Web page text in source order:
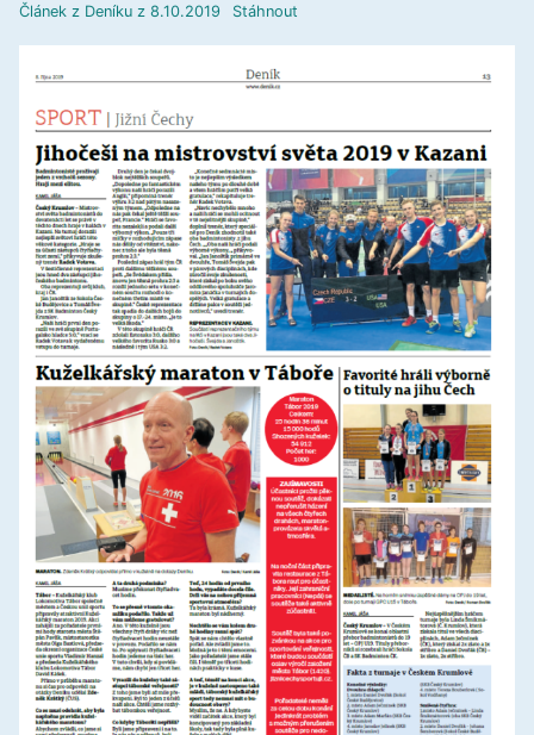
Článek z Deníku z 8.10.2019 Stáhnout